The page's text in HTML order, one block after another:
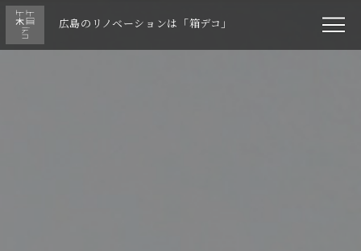
広島のリノベーションは「箱デコ」